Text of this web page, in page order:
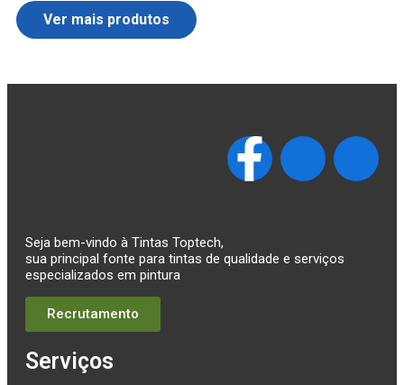
Ver mais produtos
Seja bem-vindo à Tintas Toptech,
sua principal fonte para tintas de qualidade e serviços
especializados em pintura
Recrutamento
Serviços